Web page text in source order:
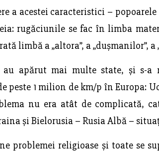
a acestei caracteristici –
rugăciunile se fac în limba
limbă a „altora”, a „dușmanilor”, a
au apărut mai multe state, și s-a
peste 1 milion de km/p în Europa:
nu era atât de complicată,
și Bielorusia – Rusia Albă –
problemei religioase și toate se